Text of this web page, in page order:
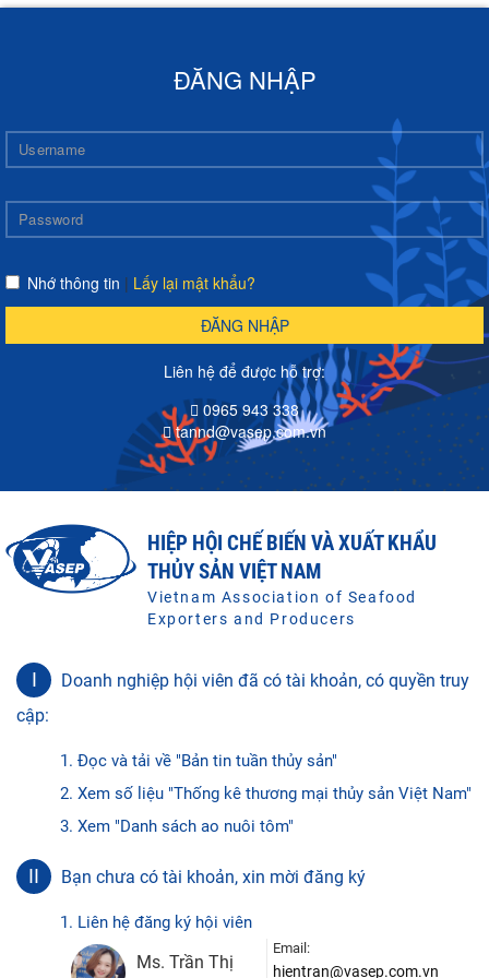
ĐĂNG NHẬP
Nhớ thông tin | Lấy lại mật khẩu?
ĐĂNG NHẬP
Liên hệ để được hỗ trợ:
0965 943 338
tannd@vasep.com.vn
HIỆP HỘI CHẾ BIẾN VÀ XUẤT KHẨU
THỦY SẢN VIỆT NAM
Vietnam Association of Seafood
Exporters and Producers
I
Doanh nghiệp hội viên đã có tài khoản, có quyền truy
cập:
1. Đọc và tải về "Bản tin tuần thủy sản"
2. Xem số liệu "Thống kê thương mại thủy sản Việt Nam"
3. Xem "Danh sách ao nuôi tôm"
II Bạn chưa có tài khoản, xin mời đăng ký
1. Liên hệ đăng ký hội viên
Ms. Trần Thị
Email:
hientran@vasep.com.vn